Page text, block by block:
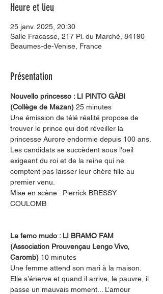
Heure et lieu
25 janv. 2025, 20:30
Salle Fracasse, 217 Pl. du Marché, 84190
Beaumes-de-Venise, France
Présentation
Nouvello princesso : LI PINTO GÀBI
(Collège de Mazan) 25 minutes
Une émission de télé réalité propose de
trouver le prince qui doit réveiller la
princesse Aurore endormie depuis 100 ans.
Les candidats se succèdent sous l'oeil
exigeant du roi et de la reine qui ne
comptent pas laisser leur chère fille au
premier venu.
Mise en scène : Pierrick BRESSY
COULOMB
La femo mudo : LI BRAMO FAM
(Association Prouvençau Lengo Vivo,
Caromb) 10 minutes
Une femme attend son mari à la maison.
Elle s’énerve et quand il arrive, le pauvre, il
passe un mau­vais moment... L’amour